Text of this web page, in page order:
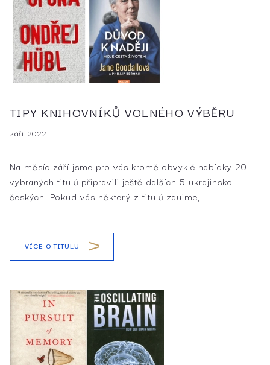
TIPY KNIHOVNÍKŮ VOLNÉHO VÝBĚRU
září 2022
Na měsíc září jsme pro vás kromě obvyklé nabídky 20
vybraných titulů připravili ještě dalších 5 ukrajinsko-
českých. Pokud vás některý z titulů zaujme,…
VÍCE O TITULU